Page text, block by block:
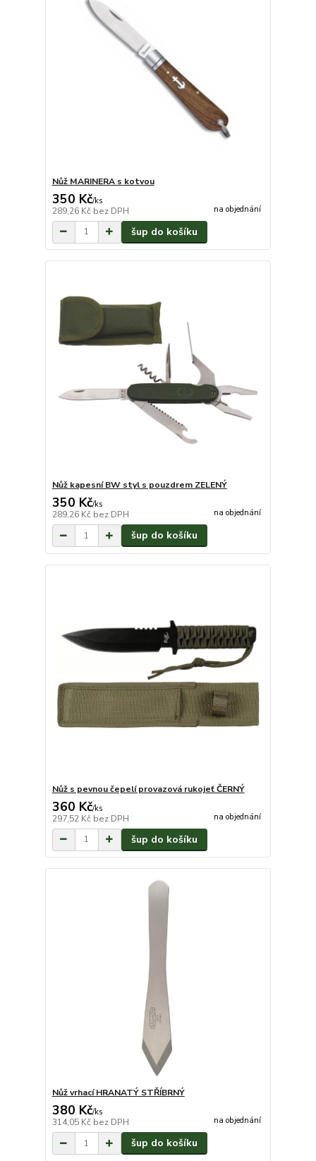
Nůž MARINERA s kotvou
350 Kč/ks
289,26 Kč bez DPH na objednání
šup do košíku
Nůž kapesní BW styl s pouzdrem ZELENÝ
350 Kč/ks
289,26 Kč bez DPH na objednání
šup do košíku
Nůž s pevnou čepelí provazová rukojeť ČERNÝ
360 Kč/ks
297,52 Kč bez DPH na objednání
šup do košíku
Nůž vrhací HRANATÝ STŘÍBRNÝ
380 Kč/ks
314,05 Kč bez DPH na objednání
šup do košíku